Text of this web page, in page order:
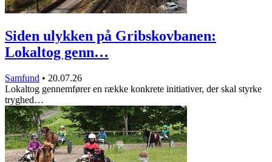
Siden ulykken på Gribskovbanen:
Lokaltog genn…
Samfund • 20.07.26
Lokaltog gennemfører en række konkrete initiativer, der skal styrke
tryghed…